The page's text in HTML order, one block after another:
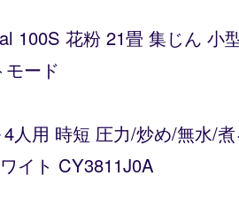
100S 花粉 21畳 集じん
ード
人用 時短 圧力/炒め/無水/
イト CY3811J0A